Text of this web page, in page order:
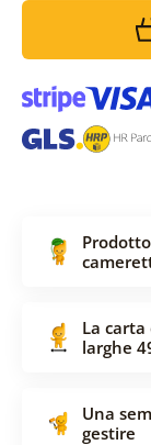
La
larghe
Una
gestire